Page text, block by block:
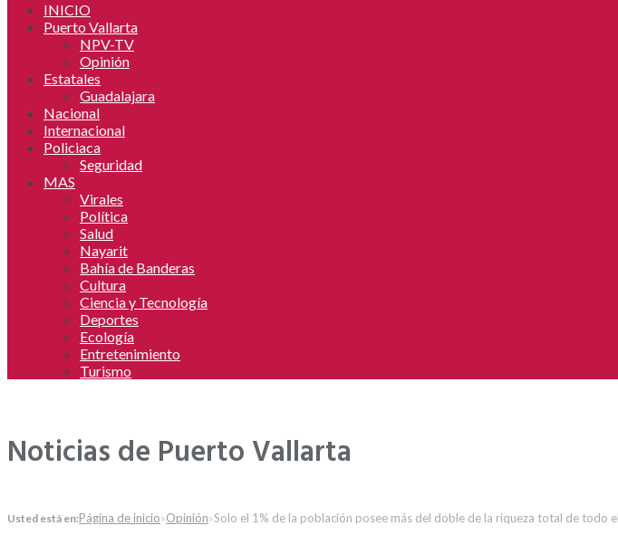
INICIO
Puerto Vallarta
NPV-TV
Opinión
Estatales
Guadalajara
Nacional
Internacional
Policiaca
Seguridad
MAS
Virales
Política
Salud
Nayarit
Bahía de Banderas
Cultura
Ciencia y Tecnología
Deportes
Ecología
Entretenimiento
Turismo
Noticias de Puerto Vallarta
Usted está en:Página de inicio»Opinión»Solo el 1% de la población posee más del doble de la riqueza total de todo